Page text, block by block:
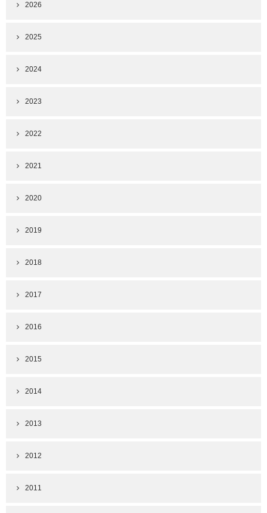
2026
2025
2024
2023
2022
2021
2020
2019
2018
2017
2016
2015
2014
2013
2012
2011